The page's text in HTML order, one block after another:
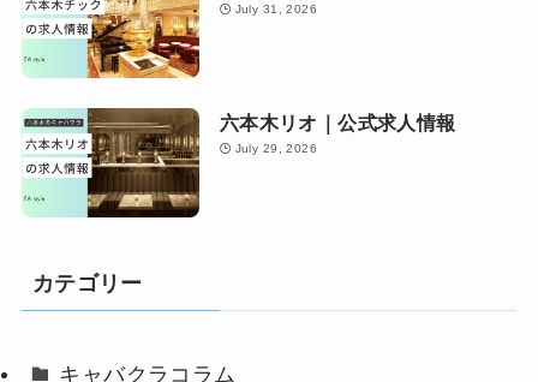
July 31, 2026
六本木リオ｜公式求人情報
July 29, 2026
カテゴリー
キャバクラコラム